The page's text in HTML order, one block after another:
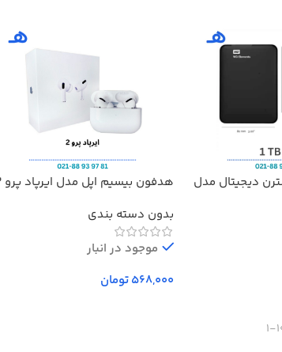
دیجیتال مدل
هدفون بیسیم اپل مدل ایرپاد پرو 2
بدون دسته بندی
موجود در انبار
تومان